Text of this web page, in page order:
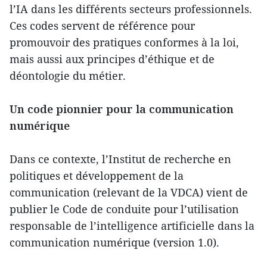
l’IA dans les différents secteurs professionnels.
Ces codes servent de référence pour
promouvoir des pratiques conformes à la loi,
mais aussi aux principes d’éthique et de
déontologie du métier.
Un code pionnier pour la communication
numérique
Dans ce contexte, l’Institut de recherche en
politiques et développement de la
communication (relevant de la VDCA) vient de
publier le Code de conduite pour l’utilisation
responsable de l’intelligence artificielle dans la
communication numérique (version 1.0).